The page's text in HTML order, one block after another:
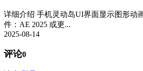
详细介绍 手机灵动岛UI界面显示图形动
件：AE 2025 或更...
2025-08-14
评论0